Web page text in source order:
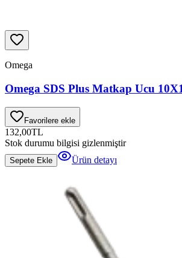
Omega
Omega SDS Plus Matkap Ucu
Favorilere ekle
132,00TL
Stok durumu bilgisi gizlenmiştir
Sepete Ekle Ürün detayı